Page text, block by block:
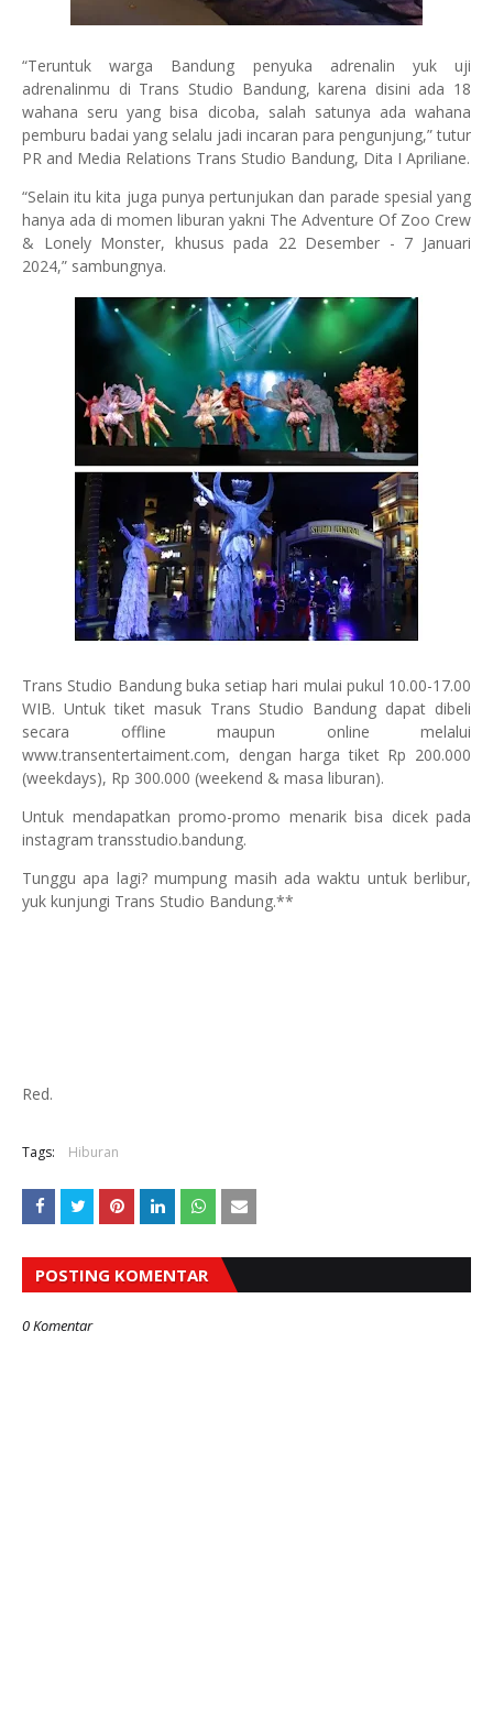
“Teruntuk warga Bandung penyuka adrenalin yuk uji
adrenalinmu di Trans Studio Bandung, karena disini ada 18
wahana seru yang bisa dicoba, salah satunya ada wahana
pemburu badai yang selalu jadi incaran para pengunjung,” tutur
PR and Media Relations Trans Studio Bandung, Dita I Apriliane.
“Selain itu kita juga punya pertunjukan dan parade spesial yang
hanya ada di momen liburan yakni The Adventure Of Zoo Crew
& Lonely Monster, khusus pada 22 Desember - 7 Januari
2024,” sambungnya.
Trans Studio Bandung buka setiap hari mulai pukul 10.00-17.00
WIB. Untuk tiket masuk Trans Studio Bandung dapat dibeli
secara offline maupun online melalui
www.transentertaiment.com, dengan harga tiket Rp 200.000
(weekdays), Rp 300.000 (weekend & masa liburan).
Untuk mendapatkan promo-promo menarik bisa dicek pada
instagram transstudio.bandung.
Tunggu apa lagi? mumpung masih ada waktu untuk berlibur,
yuk kunjungi Trans Studio Bandung.**
Red.
Tags: Hiburan
POSTING KOMENTAR
0 Komentar